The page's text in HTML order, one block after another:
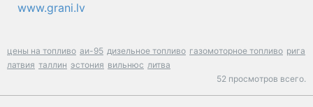
www.grani.lv
цены на топливо аи-95 дизельное топливо газомоторное топливо рига
латвия таллин эстония вильнюс литва
52 просмотров всего.